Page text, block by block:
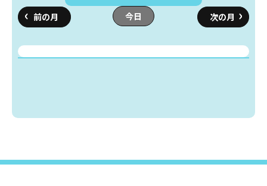
今日
蔵書検索・マイページ
かい